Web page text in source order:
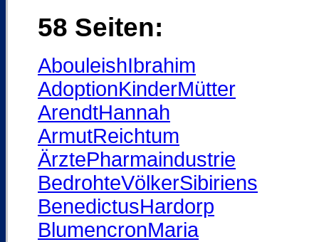
58 Seiten:
AbouleishIbrahim
AdoptionKinderMütter
ArendtHannah
ArmutReichtum
ÄrztePharmaindustrie
BedrohteVölkerSibiriens
BenedictusHardorp
BlumencronMaria